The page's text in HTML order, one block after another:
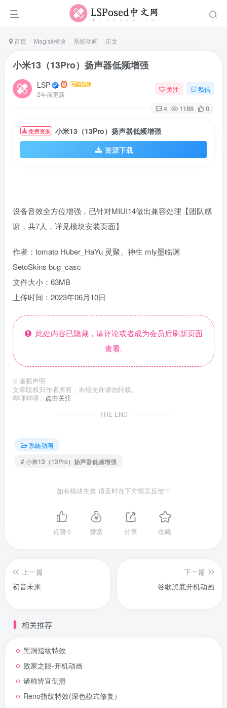
首页 Magisk模块 系统动画 正文
小米13（13Pro）扬声器低频增强
LSP
2年前更新
关注 私信
4 1188 0
免费资源 小米13（13Pro）扬声器低频增强
资源下载
设备音效全方位增强，已针对MIUI14做出兼容处理【团队感
谢，共7人，详见模块安装页面】
作者：tomato Huber_HaYu 灵聚、神生 mly墨临渊
SetoSkins bug_casc
文件大小：63MB
上传时间：2023年06月10日
此处内容已隐藏，请评论或者成为会员后刷新页面
查看.
© 版权声明
文章版权归作者所有，未经允许请勿转载。
哔哩哔哩 : 点击关注
THE END
系统动画
# 小米13（13Pro）扬声器低频增强
如有模块失效 请及时在下方留言反馈!!!
点赞0 赞赏 分享 收藏
上一篇
初音未来
下一篇
谷歌黑底开机动画
相关推荐
黑洞指纹特效
败家之眼-开机动画
诸柿皆宜侧滑
Reno指纹特效(深色模式修复）